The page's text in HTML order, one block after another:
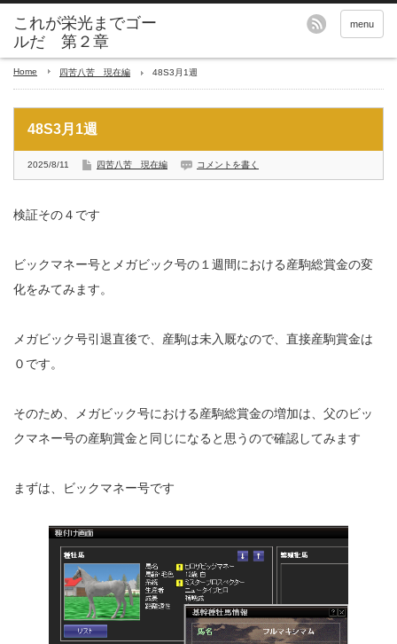
これが栄光までゴー
ルだ 第２章
menu
Home 四苦八苦 現在編 48S3月1週
48S3月1週
2025/8/11 四苦八苦 現在編 コメントを書く
検証その４です
ビックマネー号とメガビック号の１週間における産駒総賞金の変
化をみてみます。
メガビック号引退直後で、産駒は未入厩なので、直接産駒賞金は
０です。
そのため、メガビック号における産駒総賞金の増加は、父のビッ
クマネー号の産駒賞金と同じになると思うので確認してみます
まずは、ビックマネー号です